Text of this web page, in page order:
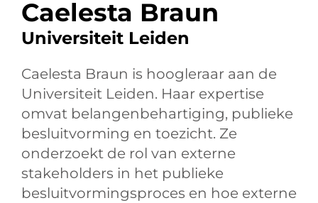
Caelesta Braun
Universiteit Leiden
Caelesta Braun is hoogleraar aan de
Universiteit Leiden. Haar expertise
omvat belangenbehartiging, publieke
besluitvorming en toezicht. Ze
onderzoekt de rol van externe
stakeholders in het publieke
besluitvormingsproces en hoe externe